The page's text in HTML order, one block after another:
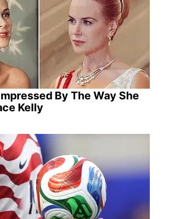
By The Way She
Kelly